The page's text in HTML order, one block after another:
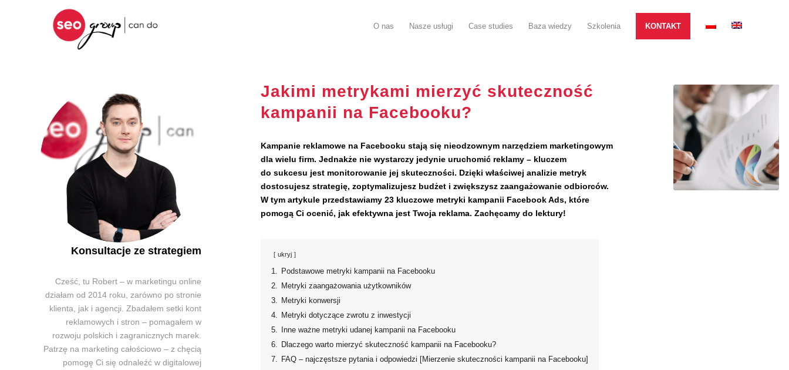
O nas Nasze usługi Case studies Baza wiedzy Szkolenia KONTAKT
Jakimi metrykami mierzyć skuteczność
kampanii na Facebooku?
Kampanie reklamowe na Facebooku stają się nieodzownym narzędziem marketingowym
dla wielu firm. Jednakże nie wystarczy jedynie uruchomić reklamy – kluczem
do sukcesu jest monitorowanie jej skuteczności. Dzięki właściwej analizie metryk
dostosujesz strategię, zoptymalizujesz budżet i zwiększysz zaangażowanie odbiorców.
W tym artykule przedstawiamy 23 kluczowe metryki kampanii Facebook Ads, które
pomogą Ci ocenić, jak efektywna jest Twoja reklama. Zachęcamy do lektury!
ukryj
1.
Podstawowe metryki kampanii na Facebooku
2.
Metryki zaangażowania użytkowników
3.
Metryki konwersji
4.
Metryki dotyczące zwrotu z inwestycji
5.
Inne ważne metryki udanej kampanii na Facebooku
6.
Dlaczego warto mierzyć skuteczność kampanii na Facebooku?
7.
FAQ – najczęstsze pytania i odpowiedzi [Mierzenie skuteczności kampanii na Facebooku]
Konsultacje ze strategiem
Cześć, tu Robert – w marketingu online
działam od 2014 roku, zarówno po stronie
klienta, jak i agencji. Zbadałem setki kont
reklamowych i stron – pomagałem w
rozwoju polskich i zagranicznych marek.
Patrzę na marketing całościowo – z chęcią
pomogę Ci się odnaleźć w digitalowej